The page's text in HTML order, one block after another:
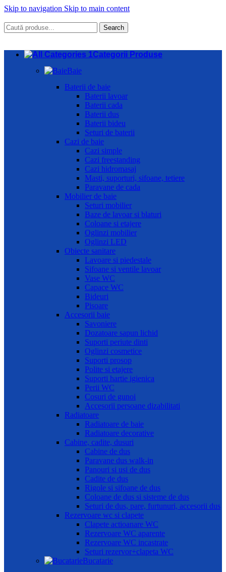
Skip to navigation Skip to main content
Search
Categorii Produse
Baie
Baterii de baie
Baterii lavoar
Baterii cada
Baterii dus
Baterii bideu
Seturi de baterii
Cazi de baie
Cazi simple
Cazi freestanding
Cazi hidromasaj
Masti, suporturi, sifoane, tetiere
Paravane de cada
Mobilier de baie
Seturi mobilier
Baze de lavoar si blaturi
Coloane si etajere
Oglinzi mobilier
Oglinzi LED
Obiecte sanitare
Lavoare si piedestale
Sifoane si ventile lavoar
Vase WC
Capace WC
Bideuri
Pisoare
Accesorii baie
Savoniere
Dozatoare sapun lichid
Suporti periute dinti
Oglinzi cosmetice
Suporti prosop
Polite si etajere
Suporti hartie igienica
Perii WC
Cosuri de gunoi
Accesorii persoane dizabilitati
Radiatoare
Radiatoare de baie
Radiatoare decorative
Cabine, cadite, dusuri
Cabine de dus
Paravane dus walk-in
Panouri si usi de dus
Cadite de dus
Rigole si sifoane de dus
Coloane de dus si sisteme de dus
Seturi de dus, pare, furtunuri, accesorii dus
Rezervoare wc si clapete
Clapete actioanare WC
Rezervoare WC aparente
Rezervoare WC incastrate
Seturi rezervor+clapeta WC
Bucatarie